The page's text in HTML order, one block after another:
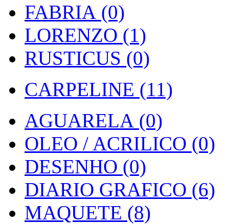
FABRIA (0)
LORENZO (1)
RUSTICUS (0)
CARPELINE (11)
AGUARELA (0)
OLEO / ACRILICO (0)
DESENHO (0)
DIARIO GRAFICO (6)
MAQUETE (8)